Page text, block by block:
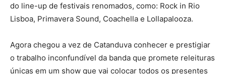
do line-up de festivais renomados, como: Rock in Rio
Lisboa, Primavera Sound, Coachella e Lollapalooza.
Agora chegou a vez de Catanduva conhecer e prestigiar
o trabalho inconfundível da banda que promete releituras
únicas em um show que vai colocar todos os presentes